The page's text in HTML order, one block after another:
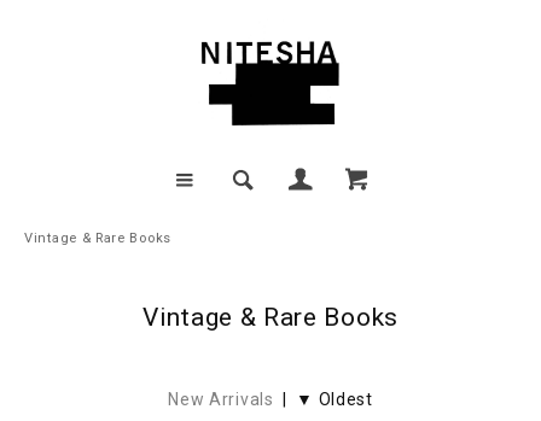
Vintage & Rare Books
Vintage & Rare Books
New Arrivals | ▼ Oldest